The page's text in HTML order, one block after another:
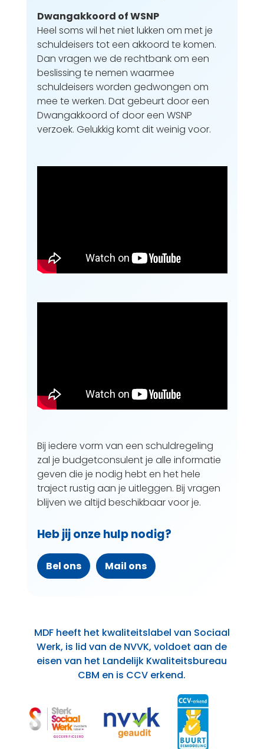
Dwangakkoord of WSNP
Heel soms wil het niet lukken om met je
schuldeisers tot een akkoord te komen.
Dan vragen we de rechtbank om een
beslissing te nemen waarmee
schuldeisers worden gedwongen om
mee te werken. Dat gebeurt door een
Dwangakkoord of door een WSNP
verzoek. Gelukkig komt dit weinig voor.
Bij iedere vorm van een schuldregeling
zal je budgetconsulent je alle informatie
geven die je nodig hebt en het hele
traject rustig aan je uitleggen. Bij vragen
blijven we altijd beschikbaar voor je.
Heb jij onze hulp nodig?
Bel ons Mail ons
MDF heeft het kwaliteitslabel van Sociaal
Werk, is lid van de NVVK, voldoet aan de
eisen van het Landelijk Kwaliteitsbureau
CBM en is CCV erkend.